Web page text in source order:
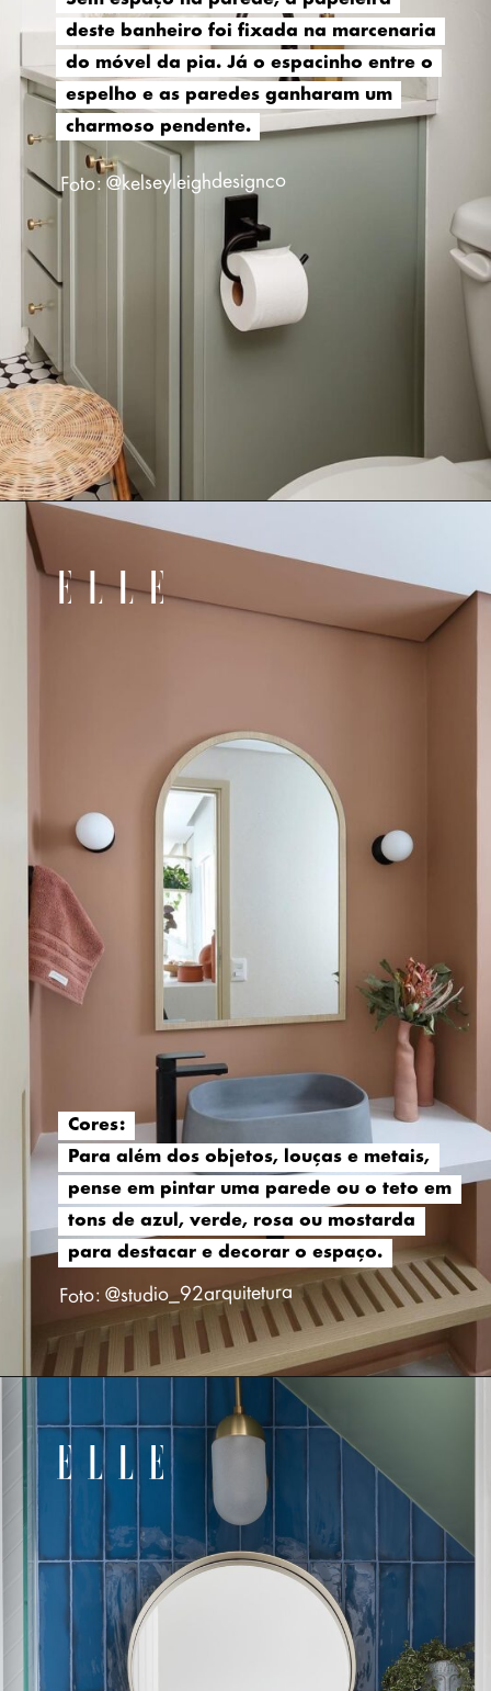
deste banheiro foi fixada na marcenaria
do móvel da pia. Já o espacinho entre o
espelho e as paredes ganharam um
charmoso pendente.
deste banheiro foi fixada na marcenaria
do móvel da pia. Já o espacinho entre o
espelho e as paredes ganharam um
charmoso pendente.
Foto: @kelseyleighdesignco⁠
Cores:
Para além dos objetos, louças e metais,
pense em pintar uma parede ou o teto em
tons de azul, verde, rosa ou mostarda
para destacar e decorar o espaço.
Cores:
Para além dos objetos, louças e metais,
pense em pintar uma parede ou o teto em
tons de azul, verde, rosa ou mostarda
para destacar e decorar o espaço.
Foto: @studio_92arquitetura